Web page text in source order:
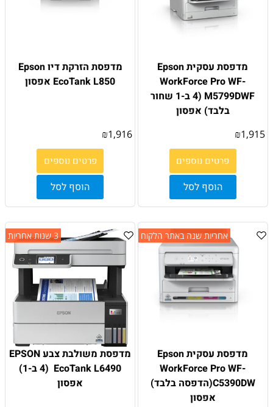
מדפסת עסקית Epson
WorkForce Pro WF-
M5799DWF (4 ב-1 שחור
בלבד) אפסון
₪1,915
פרטים נוספים
הוסף לסל
מדפסת הזרקת דיו Epson
EcoTank L850 אפסון
₪1,916
פרטים נוספים
הוסף לסל
אחריות שנה באתר הלקוח
מדפסת עסקית Epson
WorkForce Pro WF-
C5390DW(הדפסה בלבד)
אפסון
3 שנות אחריות
מדפסת משולבת צבע EPSON
EcoTank L6490 ׁ (4 ב-1)
אפסון